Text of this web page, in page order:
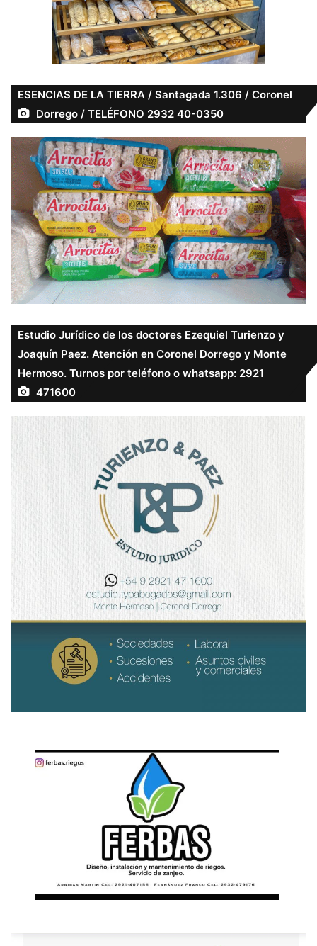
ESENCIAS DE LA TIERRA / Santagada 1.306 / Coronel
Dorrego / TELÉFONO 2932 40-0350
Estudio Jurídico de los doctores Ezequiel Turienzo y
Joaquín Paez. Atención en Coronel Dorrego y Monte
Hermoso. Turnos por teléfono o whatsapp: 2921
471600